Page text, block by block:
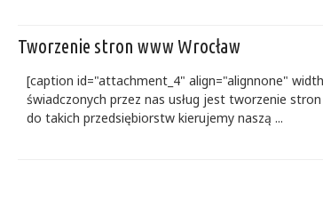
Tworzenie stron www Wrocław
[caption id="attachment_4" align="alignnone"
świadczonych przez nas usług jest tworzenie
do takich przedsiębiorstw kierujemy naszą ...